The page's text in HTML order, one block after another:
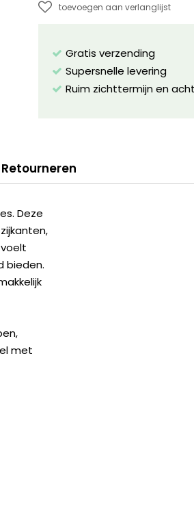
toevoegen aan verlanglijst
Gratis verzending
Supersnelle levering
Ruim zichttermijn en
Deze
bieden.
met